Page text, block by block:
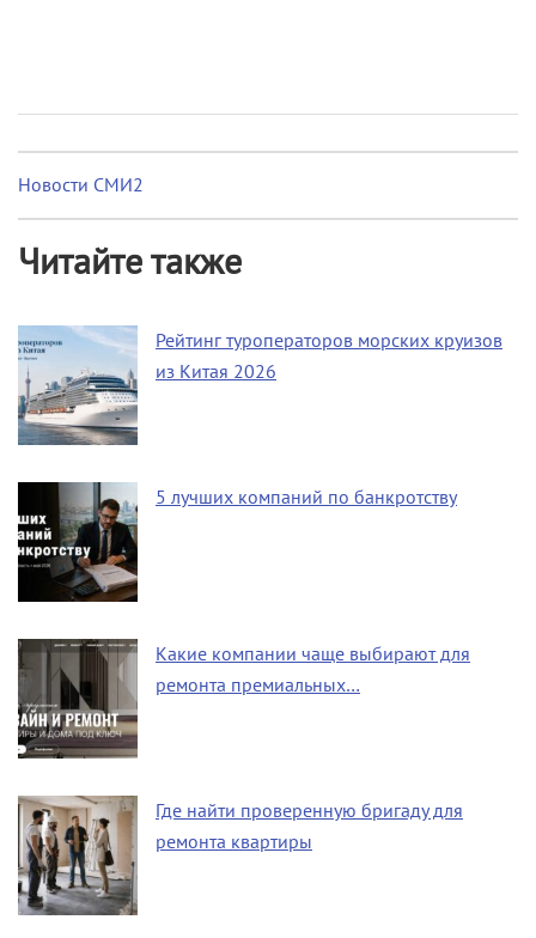
Новости СМИ2
Читайте также
Рейтинг туроператоров морских круизов
из Китая 2026
5 лучших компаний по банкротству
Какие компании чаще выбирают для
ремонта премиальных…
Где найти проверенную бригаду для
ремонта квартиры